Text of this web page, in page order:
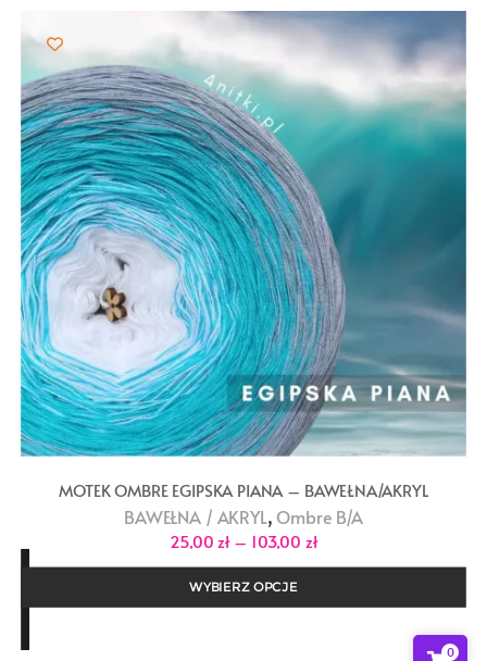
MOTEK OMBRE EGIPSKA PIANA – BAWEŁNA/AKRYL
BAWEŁNA / AKRYL, Ombre B/A
25,00zł – 103,00 złZakres
od
do
WYBIERZ OPCJE
0